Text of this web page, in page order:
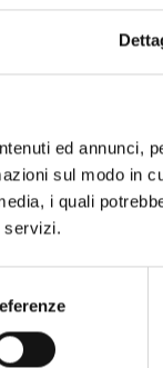
ed annunci,
sul modo in
i quali
servizi.
passaparete BDFast®
femmina d e maschio d1
filettata femmina G e
di
di
di